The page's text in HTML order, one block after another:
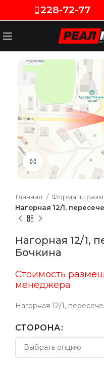
228-72-77
Увеличить
Главная Форматы
Нагорная 12/1,
Нагорная 12/1,
Бочкина
Стоимость
менеджера
Нагорная 12/1,
СТОРОНА